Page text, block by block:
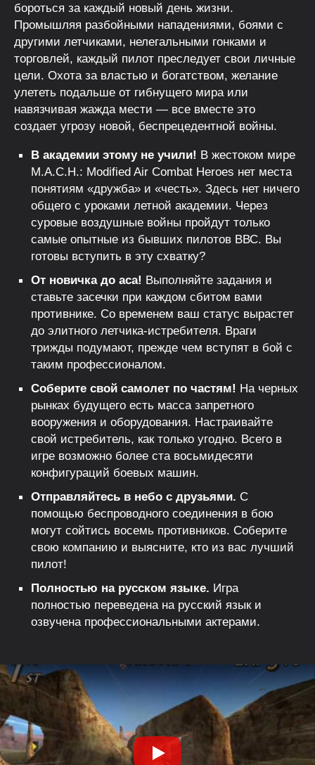
бороться за каждый новый день жизни.
Промышляя разбойными нападениями, боями с
другими летчиками, нелегальными гонками и
торговлей, каждый пилот преследует свои личные
цели. Охота за властью и богатством, желание
улететь подальше от гибнущего мира или
навязчивая жажда мести — все вместе это
создает угрозу новой, беспрецедентной войны.
В академии этому не учили! В жестоком мире
M.A.C.H.: Modified Air Combat Heroes нет места
понятиям «дружба» и «честь». Здесь нет ничего
общего с уроками летной академии. Через
суровые воздушные войны пройдут только
самые опытные из бывших пилотов ВВС. Вы
готовы вступить в эту схватку?
От новичка до аса! Выполняйте задания и
ставьте засечки при каждом сбитом вами
противнике. Со временем ваш статус вырастет
до элитного летчика-истребителя. Враги
трижды подумают, прежде чем вступят в бой с
таким профессионалом.
Соберите свой самолет по частям! На черных
рынках будущего есть масса запретного
вооружения и оборудования. Настраивайте
свой истребитель, как только угодно. Всего в
игре возможно более ста восьмидесяти
конфигураций боевых машин.
Отправляйтесь в небо с друзьями. С
помощью беспроводного соединения в бою
могут сойтись восемь противников. Соберите
свою компанию и выясните, кто из вас лучший
пилот!
Полностью на русском языке. Игра
полностью переведена на русский язык и
озвучена профессиональными актерами.